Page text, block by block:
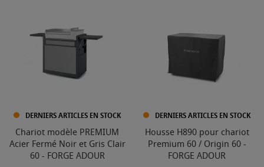
DERNIERS ARTICLES EN STOCK
Chariot modèle PREMIUM
Acier Fermé Noir et Gris Clair
60 - FORGE ADOUR
DERNIERS ARTICLES EN STOCK
Housse H890 pour chariot
Premium 60 / Origin 60 -
FORGE ADOUR